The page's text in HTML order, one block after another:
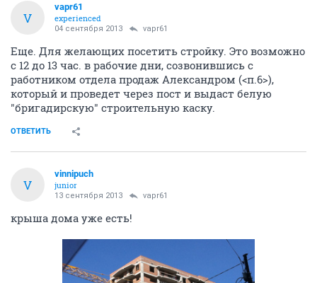
V
vapr61
experienced
04 сентября 2013 vapr61
Еще. Для желающих посетить стройку. Это возможно
с 12 до 13 час. в рабочие дни, созвонившись с
работником отдела продаж Александром (<п.6>),
который и проведет через пост и выдаст белую
"бригадирскую" строительную каску.
ОТВЕТИТЬ
V
vinnipuch
junior
13 сентября 2013 vapr61
крыша дома уже есть!